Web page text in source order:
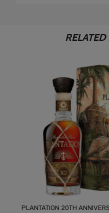
PLANTATION 20TH